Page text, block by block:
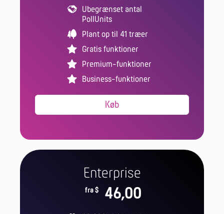
Ubegrænset antal
PollUnits
Plant op til 41 træer
Gratis funktioner
Premium-funktioner
Business-funktioner
Køb
Enterprise
fra $ 46,00